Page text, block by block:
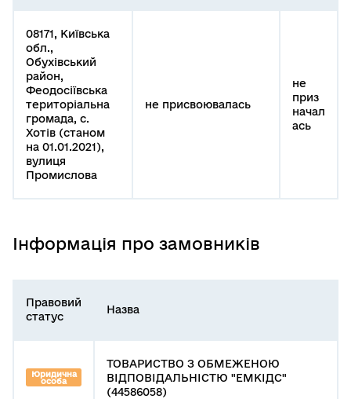
08171, Київська
обл.,
Обухівський
район,
Феодосіївська
територіальна
громада, с.
Хотів (станом
на 01.01.2021),
вулиця
Промислова
не присвоювалась
не
приз
начал
ась
Інформація про замовників
Правовий
статус
Назва
Юридична
особа
ТОВАРИСТВО З ОБМЕЖЕНОЮ
ВІДПОВІДАЛЬНІСТЮ "ЕМКІДС"
(44586058)